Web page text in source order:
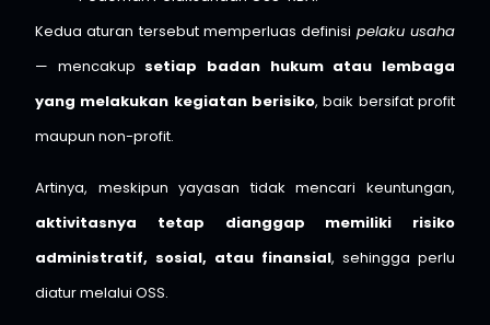
Kedua aturan tersebut memperluas definisi pelaku usaha
— mencakup setiap badan hukum atau lembaga
yang melakukan kegiatan berisiko, baik bersifat profit
maupun non-profit.
Artinya, meskipun yayasan tidak mencari keuntungan,
aktivitasnya tetap dianggap memiliki risiko
administratif, sosial, atau finansial, sehingga perlu
diatur melalui OSS.